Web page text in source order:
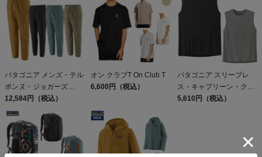
パタゴニア メンズ・テル
ボンヌ・ジョガーズ
PATAGONIA MS
TERREBONNE
JOGGERS
12,584円（税込）
オン クラブT On Club T
6,600円（税込）
パタゴニア スリーブレ
ス・キャプリーン・クー
ル・デイリー・シャツ
5,610円（税込）